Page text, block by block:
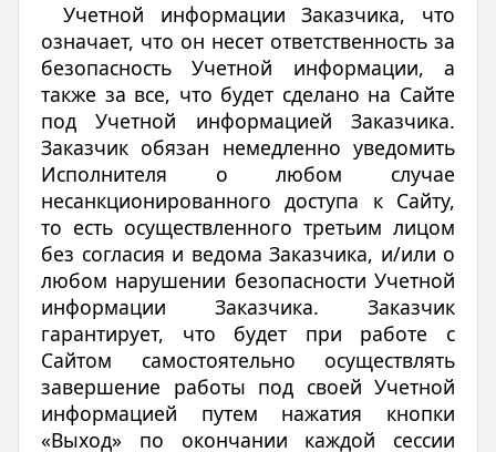
Учетной информации Заказчика, что
означает, что он несет ответственность за
безопасность Учетной информации, а
также за все, что будет сделано на Сайте
под Учетной информацией Заказчика.
Заказчик обязан немедленно уведомить
Исполнителя о любом случае
несанкционированного доступа к Сайту,
то есть осуществленного третьим лицом
без согласия и ведома Заказчика, и/или о
любом нарушении безопасности Учетной
информации Заказчика. Заказчик
гарантирует, что будет при работе с
Сайтом самостоятельно осуществлять
завершение работы под своей Учетной
информацией путем нажатия кнопки
«Выход» по окончании каждой сессии